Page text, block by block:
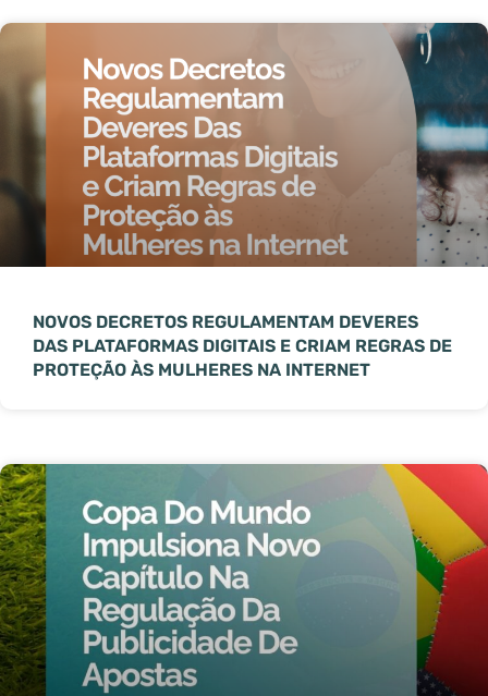
NOVOS DECRETOS REGULAMENTAM DEVERES
DAS PLATAFORMAS DIGITAIS E CRIAM REGRAS DE
PROTEÇÃO ÀS MULHERES NA INTERNET